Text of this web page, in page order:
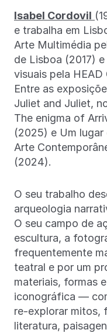
Isabel Cordovil
e trabalha em
Arte Multimédia
de Lisboa (2017)
visuais pela HEAD
Entre as
Juliet and Juliet,
The enigma of
(2025) e Um
Arte
(2024).
O seu trabalho
arqueologia
O seu campo de
escultura, a
frequentemente
teatral e por um
materiais, formas
iconográfica —
re-explorar mitos,
literatura,